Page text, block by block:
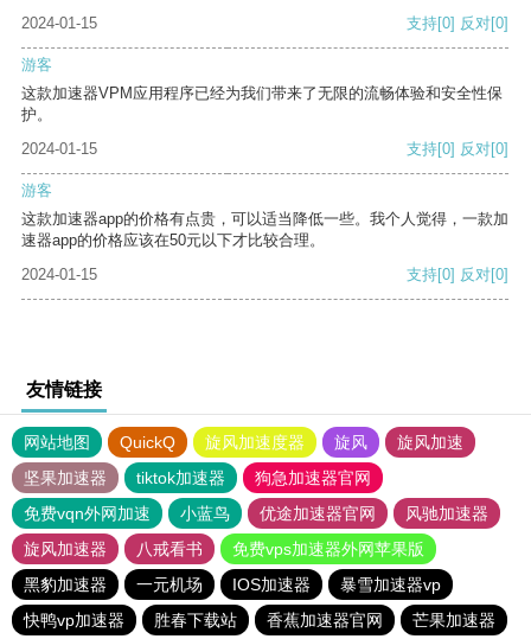
2024-01-15
支持[0] 反对[0]
游客
这款加速器VPM应用程序已经为我们带来了无限的流畅体验和安全性保
护。
2024-01-15
支持[0] 反对[0]
游客
这款加速器app的价格有点贵，可以适当降低一些。我个人觉得，一款加
速器app的价格应该在50元以下才比较合理。
2024-01-15
支持[0] 反对[0]
友情链接
网站地图 QuickQ 旋风加速度器 旋风
旋风加速
坚果加速器
tiktok加速器
狗急加速器官网
免费vqn外网加速
小蓝鸟 优途加速器官网
风驰加速器
旋风加速器
八戒看书
免费vps加速器外网苹果版
黑豹加速器
一元机场 IOS加速器
暴雪加速器vp
快鸭vp加速器
胜春下载站 香蕉加速器官网 芒果加速器